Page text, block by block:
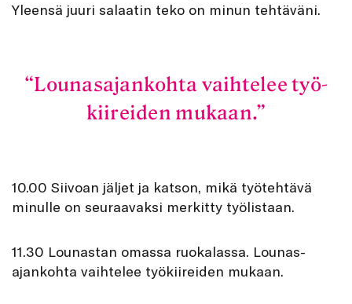
Yleensä juuri salaatin teko on minun tehtäväni.
Lounas­ajankohta vaihtelee työ­
kiireiden mukaan.
10.00 Siivoan jäljet ja katson, mikä työtehtävä
minulle on seuraavaksi merkitty työlistaan.
11.30 Lounastan omassa ruokalassa. Lounas­
ajankohta vaihtelee työ­kiireiden mukaan.